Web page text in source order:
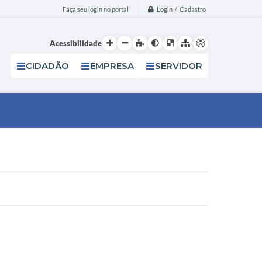
Faça seu login no portal Login / Cadastro
Acessibilidade
CIDADÃO EMPRESA SERVIDOR